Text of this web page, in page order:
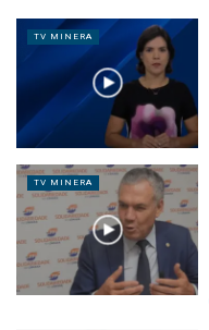
TV MINERA
TV MINERA